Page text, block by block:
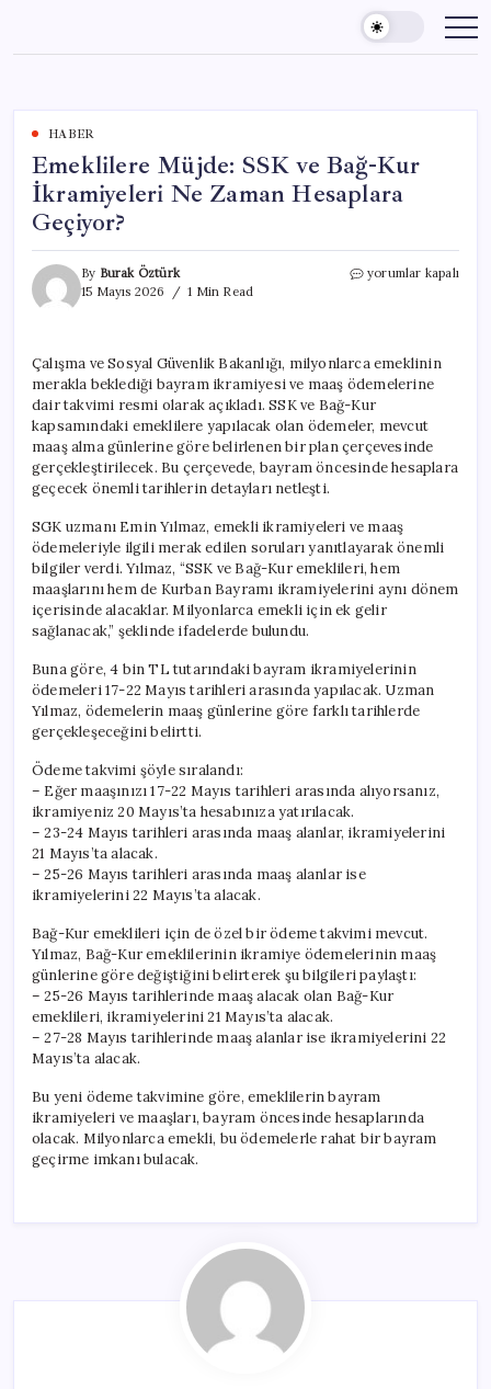
content
HABER
Emeklilere Müjde: SSK ve Bağ-Kur
İkramiyeleri Ne Zaman Hesaplara
Geçiyor?
By Burak Öztürk
15 Mayıs 2026
1 Min Read
Emeklilere
Kur
İkramiyeleri
Ne
Zaman
Hesaplara
Geçiyor?
için
yorumlar kapalı
Çalışma ve Sosyal Güvenlik Bakanlığı, milyonlarca emeklinin
merakla beklediği bayram ikramiyesi ve maaş ödemelerine
dair takvimi resmi olarak açıkladı. SSK ve Bağ-Kur
kapsamındaki emeklilere yapılacak olan ödemeler, mevcut
maaş alma günlerine göre belirlenen bir plan çerçevesinde
gerçekleştirilecek. Bu çerçevede, bayram öncesinde hesaplara
geçecek önemli tarihlerin detayları netleşti.
SGK uzmanı Emin Yılmaz, emekli ikramiyeleri ve maaş
ödemeleriyle ilgili merak edilen soruları yanıtlayarak önemli
bilgiler verdi. Yılmaz, “SSK ve Bağ-Kur emeklileri, hem
maaşlarını hem de Kurban Bayramı ikramiyelerini aynı dönem
içerisinde alacaklar. Milyonlarca emekli için ek gelir
sağlanacak,” şeklinde ifadelerde bulundu.
Buna göre, 4 bin TL tutarındaki bayram ikramiyelerinin
ödemeleri 17-22 Mayıs tarihleri arasında yapılacak. Uzman
Yılmaz, ödemelerin maaş günlerine göre farklı tarihlerde
gerçekleşeceğini belirtti.
Ödeme takvimi şöyle sıralandı:
– Eğer maaşınızı 17-22 Mayıs tarihleri arasında alıyorsanız,
ikramiyeniz 20 Mayıs’ta hesabınıza yatırılacak.
– 23-24 Mayıs tarihleri arasında maaş alanlar, ikramiyelerini
21 Mayıs’ta alacak.
– 25-26 Mayıs tarihleri arasında maaş alanlar ise
ikramiyelerini 22 Mayıs’ta alacak.
Bağ-Kur emeklileri için de özel bir ödeme takvimi mevcut.
Yılmaz, Bağ-Kur emeklilerinin ikramiye ödemelerinin maaş
günlerine göre değiştiğini belirterek şu bilgileri paylaştı:
– 25-26 Mayıs tarihlerinde maaş alacak olan Bağ-Kur
emeklileri, ikramiyelerini 21 Mayıs’ta alacak.
– 27-28 Mayıs tarihlerinde maaş alanlar ise ikramiyelerini 22
Mayıs’ta alacak.
Bu yeni ödeme takvimine göre, emeklilerin bayram
ikramiyeleri ve maaşları, bayram öncesinde hesaplarında
olacak. Milyonlarca emekli, bu ödemelerle rahat bir bayram
geçirme imkanı bulacak.